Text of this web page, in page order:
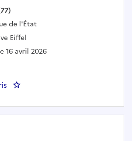
:de l'État
Eiffel
16 avril 2026
: Gestionnaire administratif.ve